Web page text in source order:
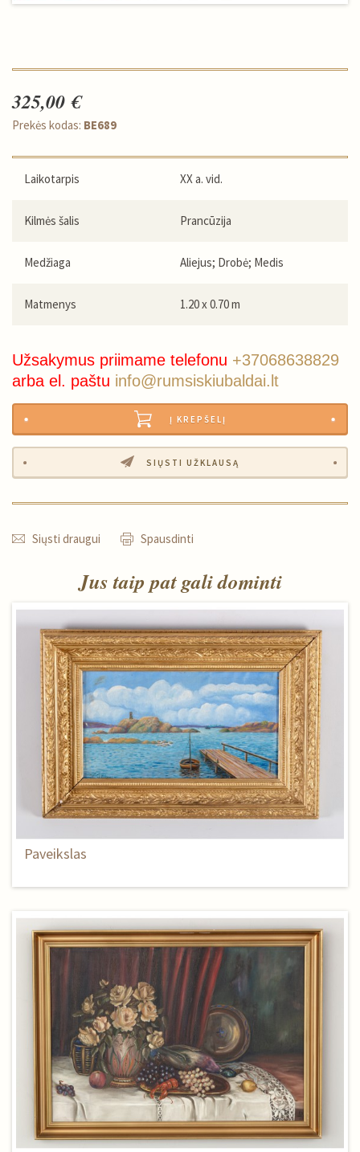
325,00 €
Prekės kodas: BE689
Laikotarpis XX a. vid.
Kilmės šalis Prancūzija
Medžiaga Aliejus; Drobė; Medis
Matmenys 1.20 x 0.70 m
Užsakymus priimame telefonu +37068638829
arba el. paštu info@rumsiskiubaldai.lt
Į KREPŠELĮ
SIŲSTI UŽKLAUSĄ
Siųsti draugui Spausdinti
Jus taip pat gali dominti
Paveikslas